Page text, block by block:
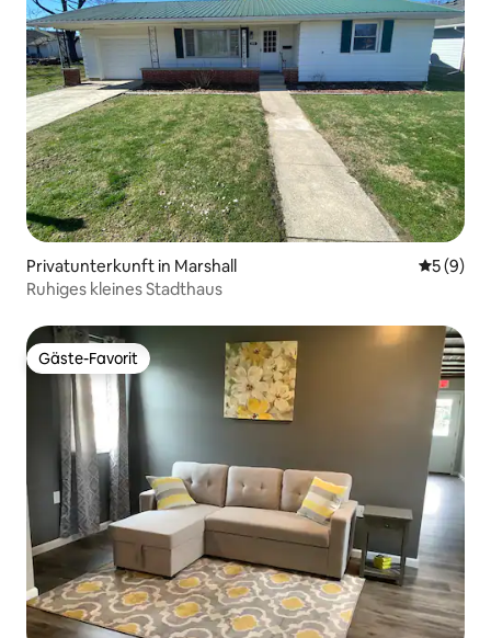
Privatunterkunft in Marshall
5 (9)
Ruhiges kleines Stadthaus
Gäste-Favorit
Gäste-Favorit